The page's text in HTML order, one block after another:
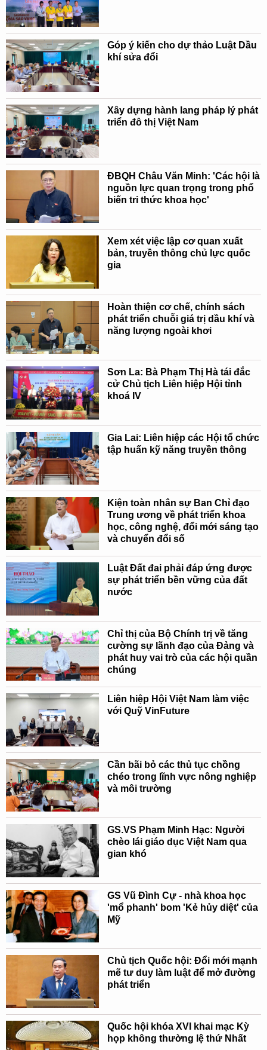
Góp ý kiến cho dự thảo Luật Dầu
khí sửa đổi
Xây dựng hành lang pháp lý phát
triển đô thị Việt Nam
ĐBQH Châu Văn Minh: 'Các hội là
nguồn lực quan trọng trong phổ
biến tri thức khoa học'
Xem xét việc lập cơ quan xuất
bản, truyền thông chủ lực quốc
gia
Hoàn thiện cơ chế, chính sách
phát triển chuỗi giá trị dầu khí và
năng lượng ngoài khơi
Sơn La: Bà Phạm Thị Hà tái đắc
cử Chủ tịch Liên hiệp Hội tỉnh
khoá IV
Gia Lai: Liên hiệp các Hội tổ chức
tập huấn kỹ năng truyền thông
Kiện toàn nhân sự Ban Chỉ đạo
Trung ương về phát triển khoa
học, công nghệ, đổi mới sáng tạo
và chuyển đổi số
Luật Đất đai phải đáp ứng được
sự phát triển bền vững của đất
nước
Chỉ thị của Bộ Chính trị về tăng
cường sự lãnh đạo của Đảng và
phát huy vai trò của các hội quần
chúng
Liên hiệp Hội Việt Nam làm việc
với Quỹ VinFuture
Cần bãi bỏ các thủ tục chồng
chéo trong lĩnh vực nông nghiệp
và môi trường
GS.VS Phạm Minh Hạc: Người
chèo lái giáo dục Việt Nam qua
gian khó
GS Vũ Đình Cự - nhà khoa học
'mổ phanh' bom 'Kẻ hủy diệt' của
Mỹ
Chủ tịch Quốc hội: Đổi mới mạnh
mẽ tư duy làm luật để mở đường
phát triển
Quốc hội khóa XVI khai mạc Kỳ
họp không thường lệ thứ Nhất